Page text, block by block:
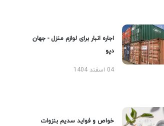
اجاره انبار برای لوازم منزل - جهان
دپو
04 اسفند 1404
خواص و فواید سدیم بنزوات